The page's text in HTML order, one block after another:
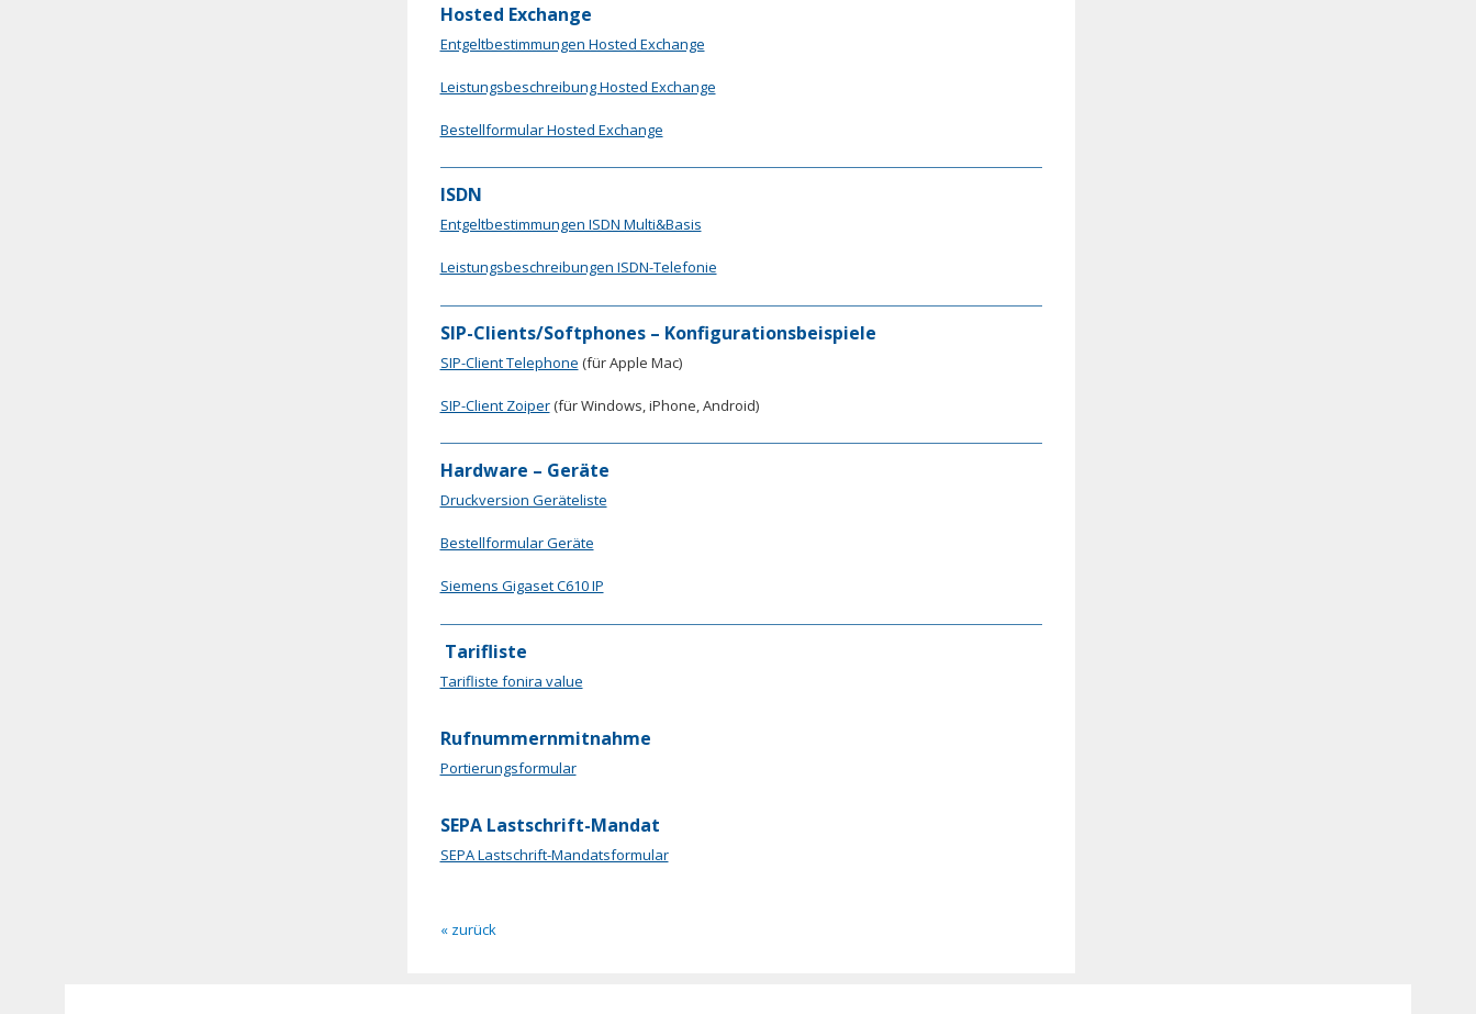
Hosted Exchange
Entgeltbestimmungen Hosted Exchange
Leistungsbeschreibung Hosted Exchange
Bestellformular Hosted Exchange
ISDN
Entgeltbestimmungen ISDN Multi&Basis
Leistungsbeschreibungen ISDN-Telefonie
SIP-Clients/Softphones – Konfigurationsbeispiele
SIP-Client Telephone (für Apple Mac)
SIP-Client Zoiper(für Windows, iPhone, Android)
Hardware – Geräte
Druckversion Geräteliste
Bestellformular Geräte
Siemens Gigaset C610 IP
Tarifliste
Tarifliste fonira value
Rufnummernmitnahme
Portierungsformular
SEPA Lastschrift-Mandat
SEPA Lastschrift-Mandatsformular
« zurück